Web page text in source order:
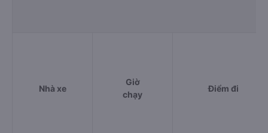
Nhà xe
Giờ
chạy
Điểm đi